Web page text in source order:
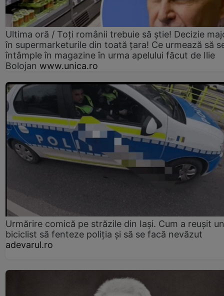
Ultima oră / Toți românii trebuie să știe! Decizie
în supermarketurile din toată țara! Ce urmează să
întâmple în magazine în urma apelului făcut de Ilie
Bolojan www.unica.ro
Urmărire comică pe străzile din Iași. Cum a reușit un
biciclist să fenteze poliția și să se facă nevăzut
adevarul.ro